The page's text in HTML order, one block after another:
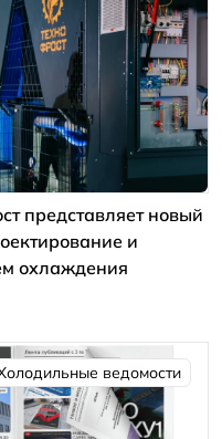
представляет новый
и
охлаждения
ведомости